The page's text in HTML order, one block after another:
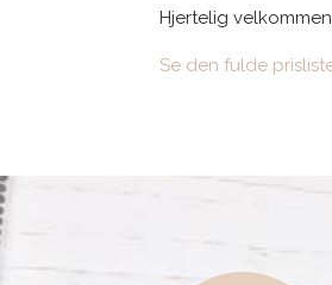
Hjertelig
Se den fulde